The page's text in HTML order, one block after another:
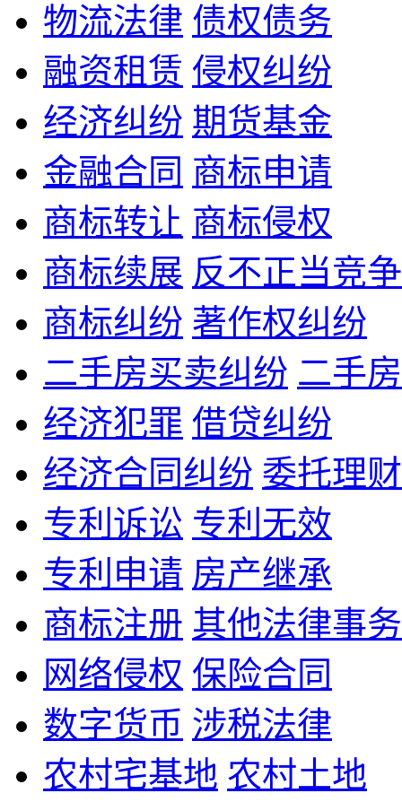
物流法律 债权债务
融资租赁 侵权纠纷
经济纠纷 期货基金
金融合同 商标申请
商标转让 商标侵权
商标续展 反不正当竞争
商标纠纷 著作权纠纷
二手房买卖纠纷 二手
经济犯罪 借贷纠纷
经济合同纠纷 委托理
专利诉讼 专利无效
专利申请 房产继承
商标注册 其他法律事务
网络侵权 保险合同
数字货币 涉税法律
农村宅基地 农村土地